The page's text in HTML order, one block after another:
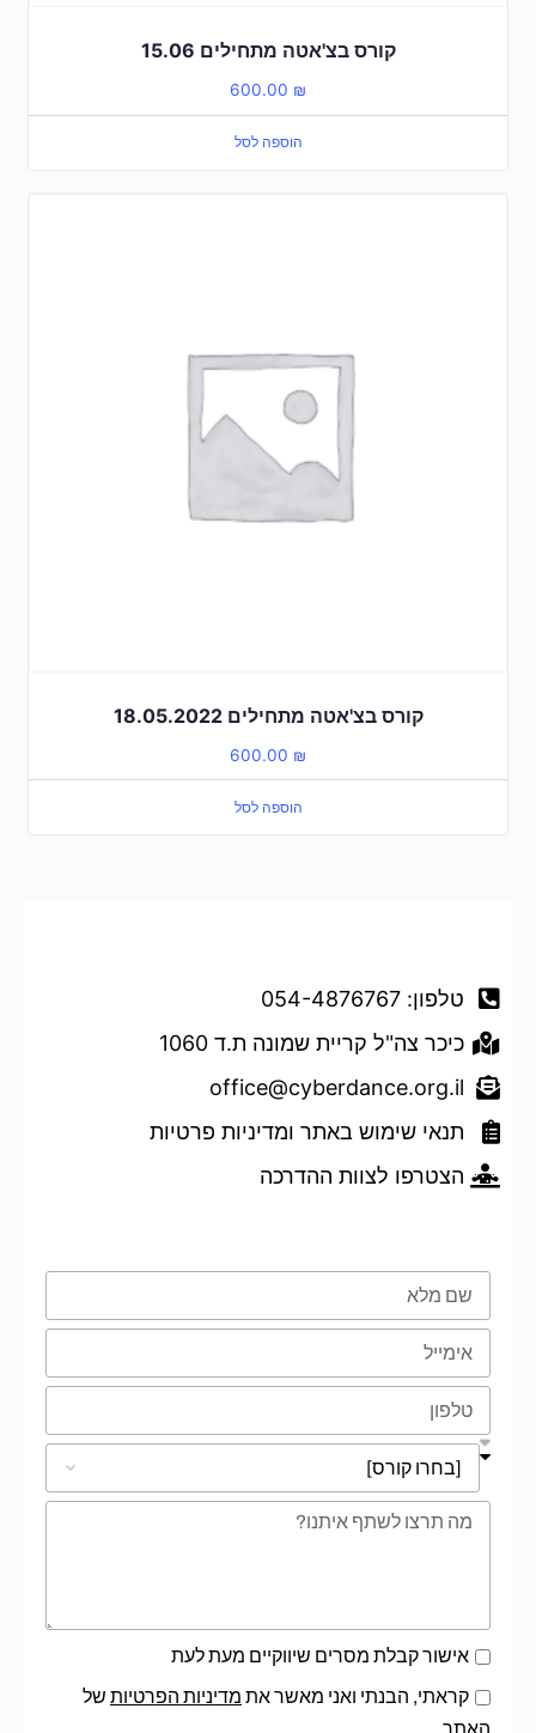
קורס בצ'אטה מתחילים 15.06
600.00 ₪
הוספה לסל
קורס בצ'אטה מתחילים 18.05.2022
600.00 ₪
הוספה לסל
טלפון: 054-4876767
כיכר צה"ל קריית שמונה ת.ד 1060
office@cyberdance.org.il
תנאי שימוש באתר ומדיניות פרטיות
הצטרפו לצוות ההדרכה
אישור קבלת מסרים שיווקיים מעת לעת
קראתי, הבנתי ואני מאשר את מדיניות הפרטיות של